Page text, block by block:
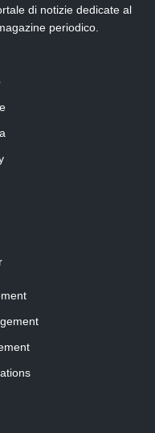
di notizie dedicate al
periodico.